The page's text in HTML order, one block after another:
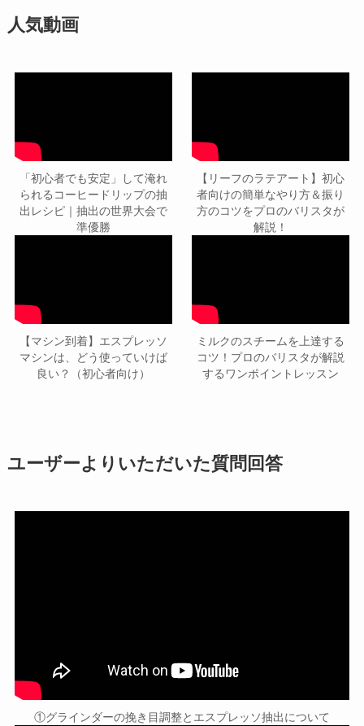
人気動画
「初心者でも安定」して淹れ
られるコーヒードリップの抽
出レシピ｜抽出の世界大会で
準優勝
【リーフのラテアート】初心
者向けの簡単なやり方＆振り
方のコツをプロのバリスタが
解説！
【マシン到着】エスプレッソ
マシンは、どう使っていけば
良い？（初心者向け）
ミルクのスチームを上達する
コツ！プロのバリスタが解説
するワンポイントレッスン
ユーザーよりいただいた質問回答
①グラインダーの挽き目調整とエスプレッソ抽出について